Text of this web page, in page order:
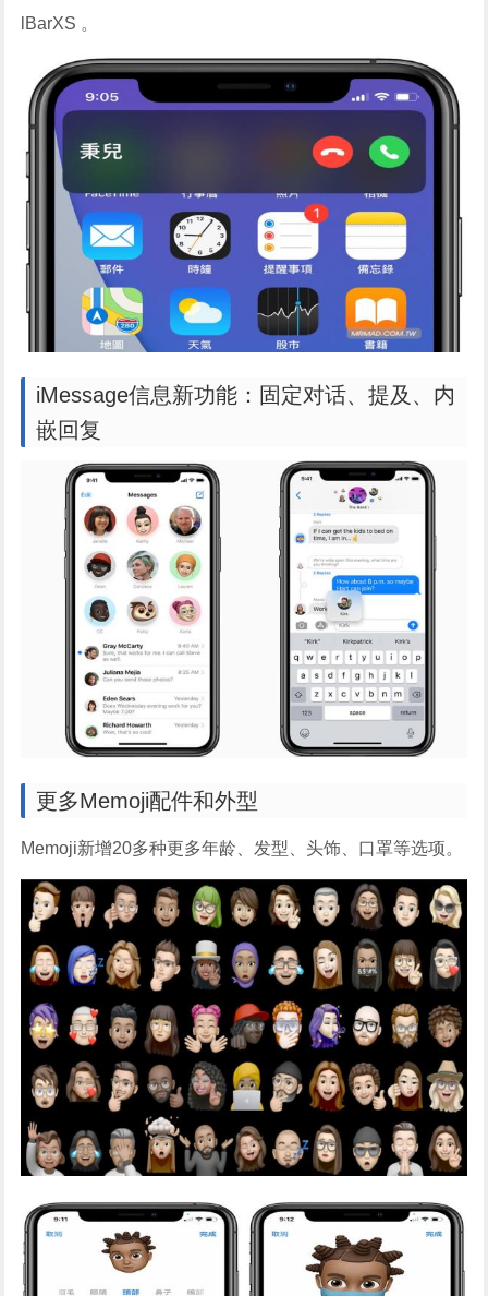
lBarXS 。
iMessage信息新功能：固定对话、提及、内
嵌回复
更多Memoji配件和外型
Memoji新增20多种更多年龄、发型、头饰、口罩等选项。